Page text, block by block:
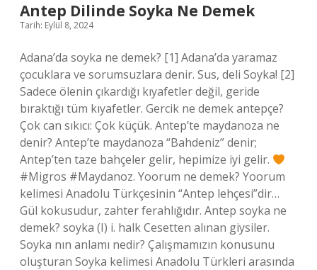
Antep Dilinde Soyka Ne Demek
Tarih: Eylül 8, 2024
Adana’da soyka ne demek? [1] Adana’da yaramaz
çocuklara ve sorumsuzlara denir. Sus, deli Soyka! [2]
Sadece ölenin çıkardığı kıyafetler değil, geride
bıraktığı tüm kıyafetler. Gercik ne demek antepçe?
Çok can sıkıcı: Çok küçük. Antep’te maydanoza ne
denir? Antep’te maydanoza “Bahdeniz” denir;
Antep’ten taze bahçeler gelir, hepimize iyi gelir.
#Migros #Maydanoz. Yoorum ne demek? Yoorum
kelimesi Anadolu Türkçesinin “Antep lehçesi”dir…
Gül kokusudur, zahter ferahlığıdır. Antep soyka ne
demek? soyka (I) i. halk Cesetten alınan giysiler.
Soyka nın anlamı nedir? Çalışmamızın konusunu
oluşturan Soyka kelimesi Anadolu Türkleri arasında